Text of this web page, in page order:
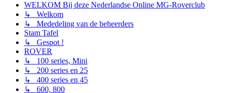
WELKOM Bij deze Nederlandse Online MG-Roverclub
↳ Welkom
↳ Mededeling van de beheerders
Stam Tafel
↳ Gespot !
ROVER
↳ 100 series, Mini
↳ 200 series en 25
↳ 400 series en 45
↳ 600, 800